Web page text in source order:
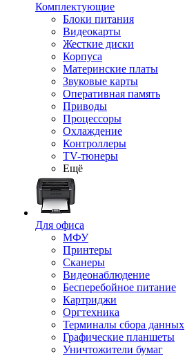
Комплектующие
Блоки питания
Видеокарты
Жесткие диски
Корпуса
Материнские платы
Звуковые карты
Оперативная память
Приводы
Процессоры
Охлаждение
Контроллеры
TV-тюнеры
Ещё
Для офиса
МФУ
Принтеры
Сканеры
Видеонаблюдение
Бесперебойное питание
Картриджи
Оргтехника
Терминалы сбора данных
Графические планшеты
Уничтожители бумаг